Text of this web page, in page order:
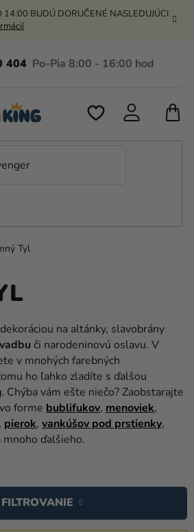
14:00 BUDÚ DORUČENÉ NASLEDUJÚCI
404
Tyl
na altánky, slavobrány
či narodeninovú oslavu. V
v mnohých farebných
ho ľahko zladíte s ďalšou
. Chýba vám ešte niečo? Zaobstarajte
vo forme bublifukov, menoviek,
, pierok, vankúšov pod prstienky,
mnoho ďalšieho.
FILTROVANIE